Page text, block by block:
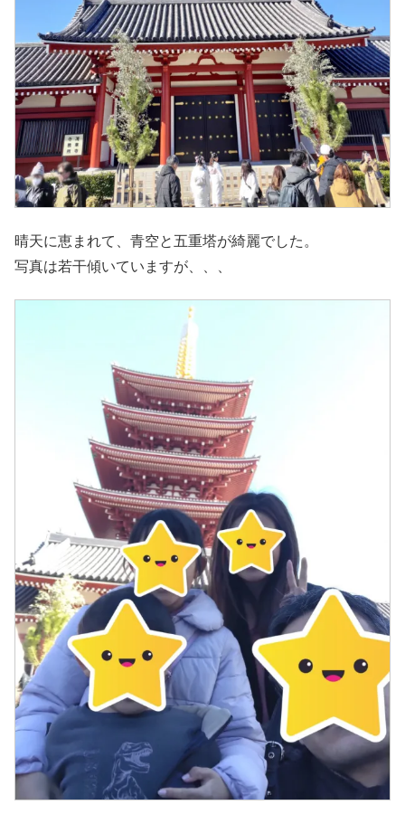
晴天に恵まれて、青空と五重塔が綺麗でした。
写真は若干傾いていますが、、、